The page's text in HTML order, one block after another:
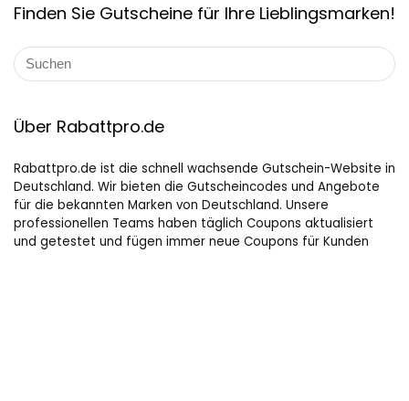
Finden Sie Gutscheine für Ihre Lieblingsmarken!
Über Rabattpro.de
Rabattpro.de ist die schnell wachsende Gutschein-Website in
Deutschland. Wir bieten die Gutscheincodes und Angebote
für die bekannten Marken von Deutschland. Unsere
professionellen Teams haben täglich Coupons aktualisiert
und getestet und fügen immer neue Coupons für Kunden